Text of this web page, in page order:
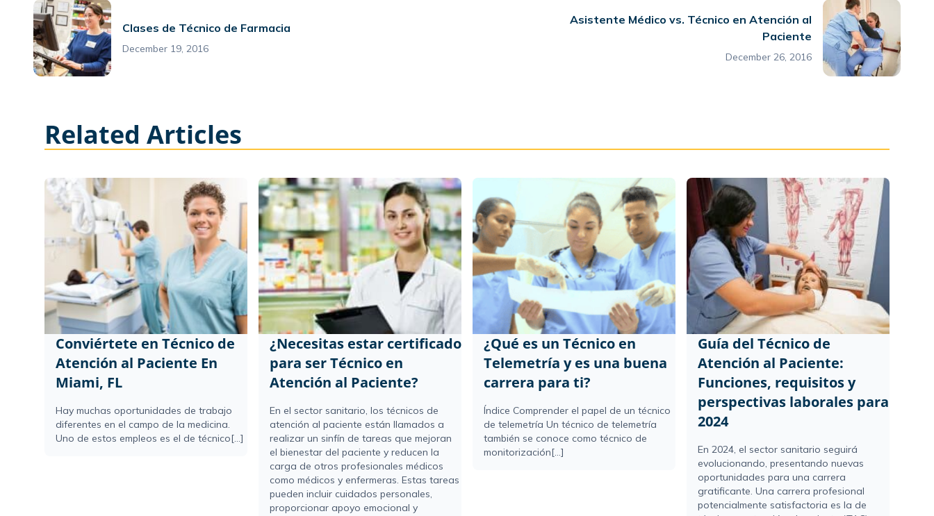
Clases de Técnico de Farmacia
December 19, 2016
Asistente Médico vs. Técnico en Atención al
Paciente
December 26, 2016
Related Articles
Conviértete en Técnico de
Atención al Paciente En
Miami, FL
Hay muchas oportunidades de trabajo
diferentes en el campo de la medicina.
Uno de estos empleos es el de técnico[...]
¿Necesitas estar certificado
para ser Técnico en
Atención al Paciente?
En el sector sanitario, los técnicos de
atención al paciente están llamados a
realizar un sinfín de tareas que mejoran
el bienestar del paciente y reducen la
carga de otros profesionales médicos
como médicos y enfermeras. Estas tareas
pueden incluir cuidados personales,
proporcionar apoyo emocional y
¿Qué es un Técnico en
Telemetría y es una buena
carrera para ti?
Índice Comprender el papel de un técnico
de telemetría Un técnico de telemetría
también se conoce como técnico de
monitorización[...]
Guía del Técnico de
Atención al Paciente:
Funciones, requisitos y
perspectivas laborales para
2024
En 2024, el sector sanitario seguirá
evolucionando, presentando nuevas
oportunidades para una carrera
gratificante. Una carrera profesional
potencialmente satisfactoria es la de